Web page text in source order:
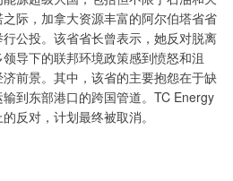
际，加拿大资源丰富的阿尔伯塔省省
公投。该省省长曾表示，她反对脱离
导下的联邦环境政策感到愤怒和沮
前景。其中，该省的主要抱怨在于缺
到东部港口的跨国管道。TC Energy
反对，计划最终被取消。